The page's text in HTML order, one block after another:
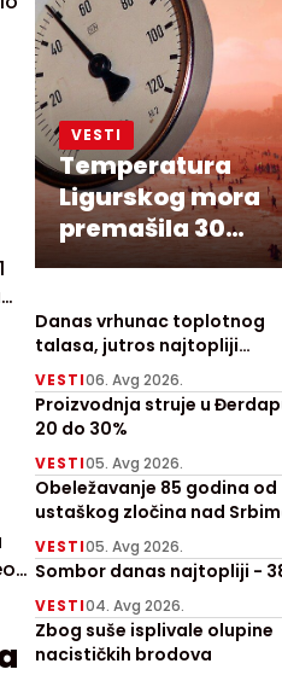
VESTI
Temperatura
Ligurskog mora
premašila 30
stepeni
Danas vrhunac toplotnog
talasa, jutros najtopliji
Zrenjanjin sa 30 stepeni
VESTI06. Avg 2026.
Proizvodnja struje u
20 do 30%
VESTI05. Avg 2026.
Obeležavanje 85 godina od
ustaškog zločina nad
Prebilovcima
VESTI05. Avg 2026.
Sombor danas najtopliji -
VESTI04. Avg 2026.
Zbog suše isplivale olupine
nacističkih brodova